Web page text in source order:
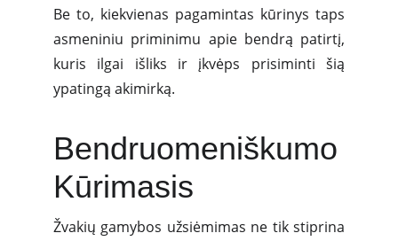
Be to, kiekvienas pagamintas kūrinys taps
asmeniniu priminimu apie bendrą patirtį,
kuris ilgai išliks ir įkvėps prisiminti šią
ypatingą akimirką.
Bendruomeniškumo
Kūrimasis
Žvakių gamybos užsiėmimas ne tik stiprina